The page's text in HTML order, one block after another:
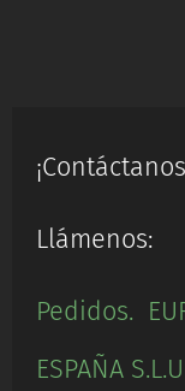
Llámenos:
Pedidos.
ESPAÑA S.L.U